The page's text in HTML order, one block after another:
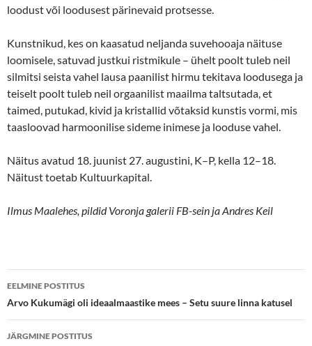
loodust või loodusest pärinevaid protsesse.
Kunstnikud, kes on kaasatud neljanda suvehooaja näituse
loomisele, satuvad justkui ristmikule – ühelt poolt tuleb neil
silmitsi seista vahel lausa paanilist hirmu tekitava loodusega ja
teiselt poolt tuleb neil orgaanilist maailma taltsutada, et
taimed, putukad, kivid ja kristallid võtaksid kunstis vormi, mis
taasloovad harmoonilise sideme inimese ja looduse vahel.
Näitus avatud 18. juunist 27. augustini, K–P, kella 12–18.
Näitust toetab Kultuurkapital.
Ilmus Maalehes, pildid Voronja galerii FB-sein ja Andres Keil
Postituste
töölaud
EELMINE POSTITUS
Arvo Kukumägi oli ideaalmaastike mees – Setu suure linna katusel
JÄRGMINE POSTITUS